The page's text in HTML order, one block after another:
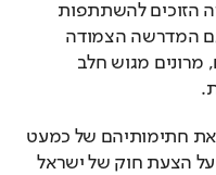
הספר היסודי בג'יש - שיעורי העשרה הזוכים להשתתפות
נלהבת של תלמידים מכל הכיתות. גם המדרשה הצמודה
לכנסייה מלאה מפה לפה במבוגרים, מרונים מגוש חלב
ב־2009 הצליחו שאדי וחבריו לקבל את חתימותיהם של כמעט
כל חברי הכנסת במפלגות הציוניות על הצעת חוק של ישראל